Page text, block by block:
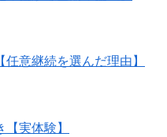
意継続を選んだ理由】
実体験】